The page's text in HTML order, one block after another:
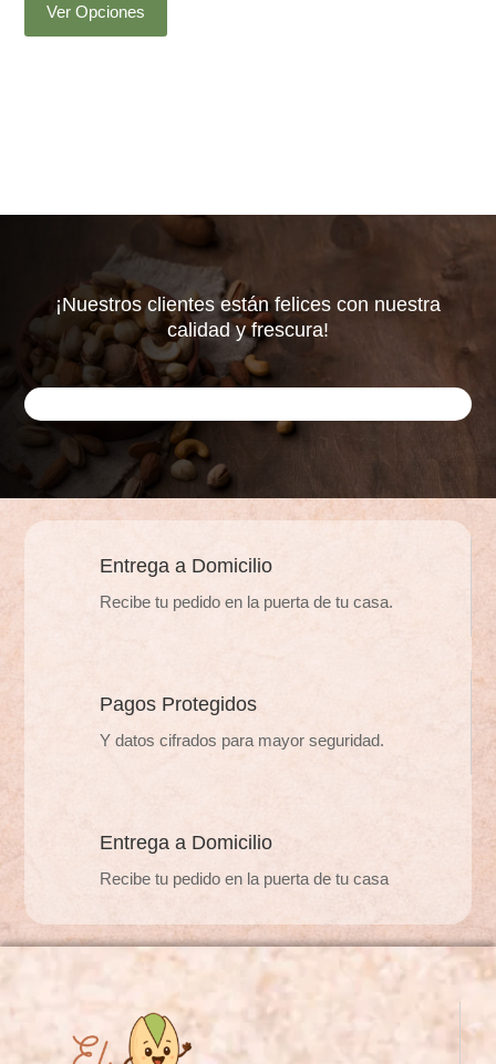
$1.250
hasta
Ver Opciones
tiene
pueden
la
página
de
producto
¡Nuestros clientes están felices con nuestra
calidad y frescura!
Entrega a Domicilio
Recibe tu pedido en la puerta de tu casa.
Pagos Protegidos
Y datos cifrados para mayor seguridad.
Entrega a Domicilio
Recibe tu pedido en la puerta de tu casa